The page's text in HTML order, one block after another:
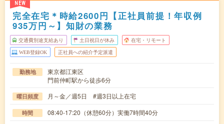
NEW
完全在宅＊時給2600円【正社員前提！年収例
935万円～】知財の業務
交通費別途支給あり 土日祝日が休み 在宅・リモート
WEB登録OK 正社員への紹介予定派遣
勤務地
東京都江東区
門前仲町駅から徒歩6分
曜日頻度 月～金／週5日 #週3日以上在宅
時間 08:40-17:20（休憩60分）実働7時間40分